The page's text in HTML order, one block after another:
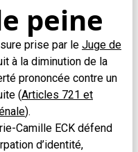
peine
prise par le Juge de
à la diminution de la
prononcée contre un
(Articles 721 et
).
Camille ECK défend
d’identité,